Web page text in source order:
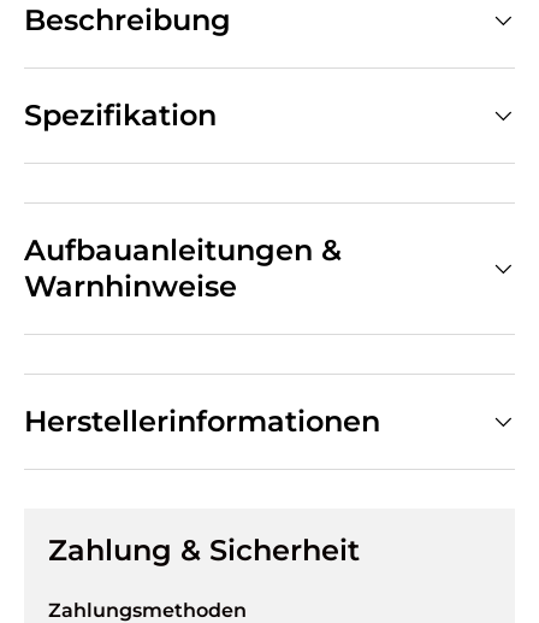
Beschreibung
Spezifikation
Aufbauanleitungen &
Warnhinweise
Herstellerinformationen
Zahlung & Sicherheit
Zahlungsmethoden